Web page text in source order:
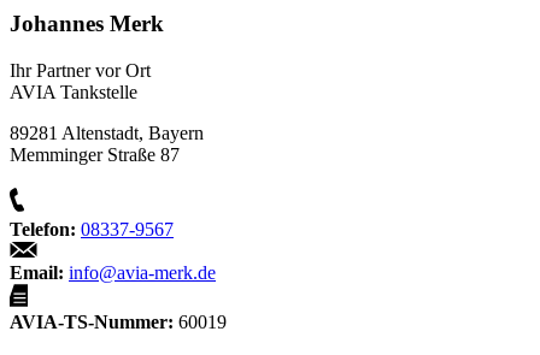
Johannes Merk
Ihr Partner vor Ort
AVIA Tankstelle
89281 Altenstadt, Bayern
Memminger Straße 87
Telefon: 08337-9567
Email: info@avia-merk.de
AVIA-TS-Nummer: 60019